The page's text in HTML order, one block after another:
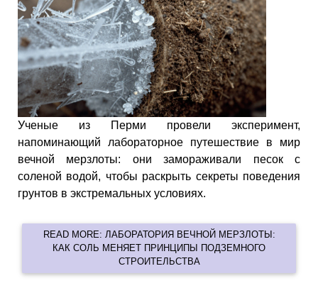
Ученые из Перми провели эксперимент,
напоминающий лабораторное путешествие в мир
вечной мерзлоты: они замораживали песок с
соленой водой, чтобы раскрыть секреты поведения
грунтов в экстремальных условиях.
READ MORE: ЛАБОРАТОРИЯ ВЕЧНОЙ МЕРЗЛОТЫ:
КАК СОЛЬ МЕНЯЕТ ПРИНЦИПЫ ПОДЗЕМНОГО
СТРОИТЕЛЬСТВА